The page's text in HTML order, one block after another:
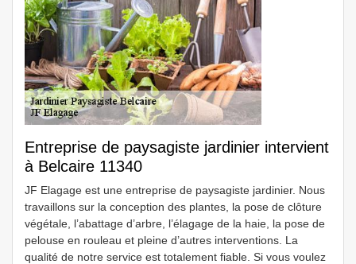
Entreprise de paysagiste jardinier intervient
à Belcaire 11340
JF Elagage est une entreprise de paysagiste jardinier. Nous
travaillons sur la conception des plantes, la pose de clôture
végétale, l’abattage d’arbre, l’élagage de la haie, la pose de
pelouse en rouleau et pleine d’autres interventions. La
qualité de notre service est totalement fiable. Si vous voulez